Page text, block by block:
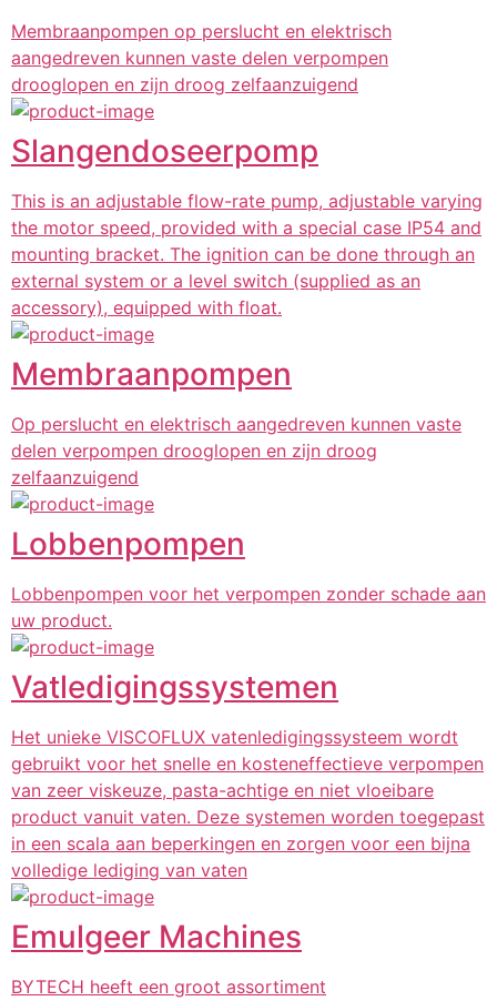
Membraanpompen op perslucht en elektrisch
aangedreven kunnen vaste delen verpompen
drooglopen en zijn droog zelfaanzuigend
Slangendoseerpomp
This is an adjustable flow-rate pump, adjustable varying
the motor speed, provided with a special case IP54 and
mounting bracket. The ignition can be done through an
external system or a level switch (supplied as an
accessory), equipped with float.
Membraanpompen
Op perslucht en elektrisch aangedreven kunnen vaste
delen verpompen drooglopen en zijn droog
zelfaanzuigend
Lobbenpompen
Lobbenpompen voor het verpompen zonder schade aan
uw product.
Vatledigingssystemen
Het unieke VISCOFLUX vatenledigingssysteem wordt
gebruikt voor het snelle en kosteneffectieve verpompen
van zeer viskeuze, pasta-achtige en niet vloeibare
product vanuit vaten. Deze systemen worden toegepast
in een scala aan beperkingen en zorgen voor een bijna
volledige lediging van vaten
Emulgeer Machines
BYTECH heeft een groot assortiment